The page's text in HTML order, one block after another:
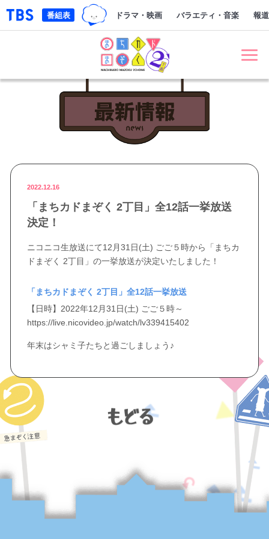
「TBSテレビ｜ときめくときを。」トップページ
TBSグループキャラクター『ワクテ
ドラマ・映画 バラエティ・音楽 報
番組表
最新情報
2022.12.16
「まちカドまぞく 2丁目」全12話一挙放送
決定！
ニコニコ生放送にて12月31日(土) ごご５時から「まちカ
ドまぞく 2丁目」の一挙放送が決定いたしました！
「まちカドまぞく 2丁目」全12話一挙放送
【日時】2022年12月31日(土) ごご５時～
https://live.nicovideo.jp/watch/lv339415402
年末はシャミ子たちと過ごしましょう♪